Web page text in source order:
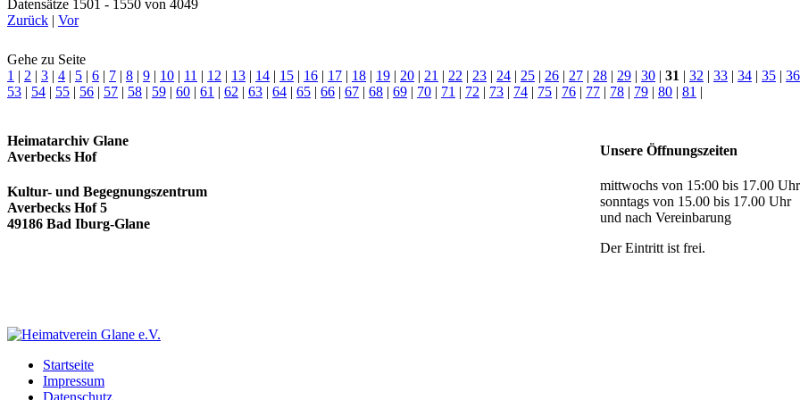
Datensätze 1501 - 1550 von 4049
Zurück | Vor
Gehe zu Seite
1 | 2 | 3 | 4 | 5 | 6 | 7 | 8 | 9 | 10 | 11 | 12 | 13 | 14 | 15 | 16 | 17 | 18 | 19 | 20 | 21 | 22 | 23 | 24 | 25 | 26 | 27 | 28 | 29 | 30 | 31 | 32 | 33 | 34 | 35 | 36
53 | 54 | 55 | 56 | 57 | 58 | 59 | 60 | 61 | 62 | 63 | 64 | 65 | 66 | 67 | 68 | 69 | 70 | 71 | 72 | 73 | 74 | 75 | 76 | 77 | 78 | 79 | 80 | 81 |
Heimatarchiv Glane
Averbecks Hof
Kultur- und Begegnungszentrum
Averbecks Hof 5
49186 Bad Iburg-Glane
Unsere Öffnungszeiten
mittwochs von 15:00 bis 17.00 Uhr
sonntags von 15.00 bis 17.00 Uhr
und nach Vereinbarung
Der Eintritt ist frei.
Startseite
Impressum
Datenschutz